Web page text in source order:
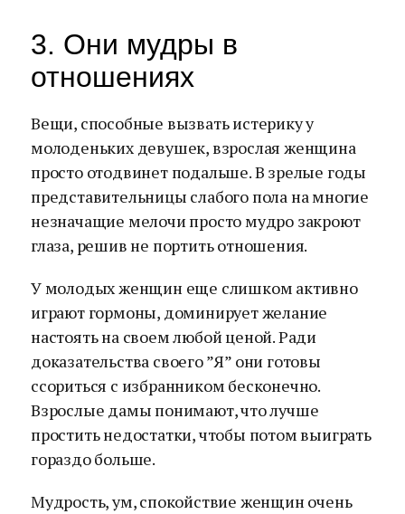
3. Они мудры в
отношениях
Вещи, способные вызвать истерику у
молоденьких девушек, взрослая женщина
просто отодвинет подальше. В зрелые годы
представительницы слабого пола на многие
незначащие мелочи просто мудро закроют
глаза, решив не портить отношения.
У молодых женщин еще слишком активно
играют гормоны, доминирует желание
настоять на своем любой ценой. Ради
доказательства своего ”Я” они готовы
ссориться с избранником бесконечно.
Взрослые дамы понимают, что лучше
простить недостатки, чтобы потом выиграть
гораздо больше.
Мудрость, ум, спокойствие женщин очень